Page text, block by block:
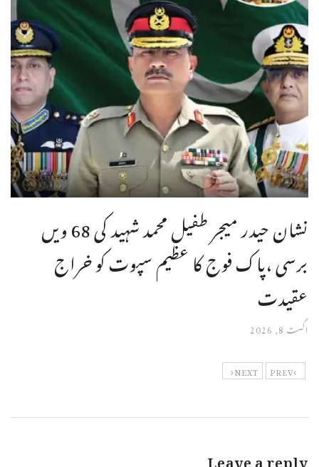
نشان حیدر میجر طفیل محمد شہید کی 68 ویں
برسی ،پاک فوج کا عظیم سپوت کو خراج
عقیدت
اگست 8, 2026
PREV
NEXT
Leave a reply